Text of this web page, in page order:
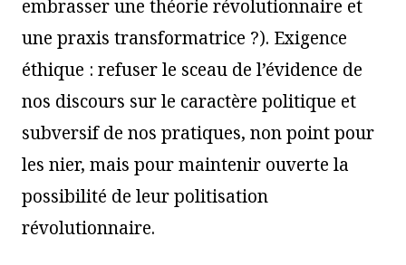
embrasser une théorie révolutionnaire et
une praxis transformatrice ?). Exigence
éthique : refuser le sceau de l’évidence de
nos discours sur le caractère politique et
subversif de nos pratiques, non point pour
les nier, mais pour maintenir ouverte la
possibilité de leur politisation
révolutionnaire.